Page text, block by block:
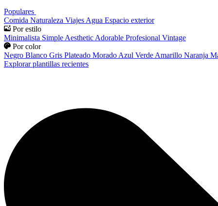
Populares
Comida Naturaleza Viajes Agua Espacio exterior
Por estilo
Minimalista Simple Aesthetic Adorable Profesional Vintage
Por color
Negro Blanco Gris Plateado Morado Azul Verde Amarillo Naranja
Explorar plantillas recientes